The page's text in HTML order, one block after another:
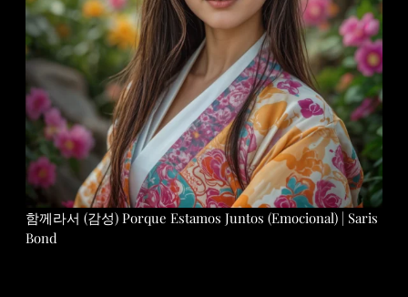
함께라서 (감성) Porque Estamos Juntos (Emocional) | Saris
Bond